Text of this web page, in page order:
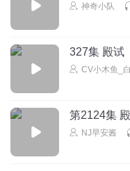
神奇小队
327集 殿试
CV小木鱼_
第2124集
NJ早安酱